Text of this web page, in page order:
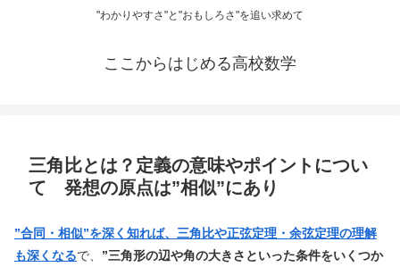
"わかりやすさ"と"おもしろさ"を追い求めて
ここからはじめる高校数学
三角比とは？定義の意味やポイントについ
て 発想の原点は”相似”にあり
”合同・相似”を深く知れば、三角比や正弦定理・余弦定理の理解
も深くなるで、 ”三角形の辺や角の大きさといった条件をいくつか